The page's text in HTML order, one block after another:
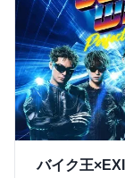
バイク王